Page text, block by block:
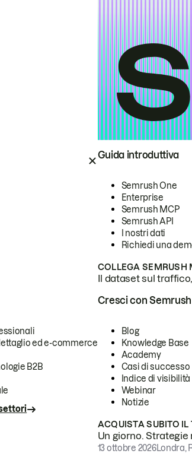
Guida introduttiva
Semrush One
Enterprise
Semrush MCP
Semrush API
I nostri dati
Richiedi una
COLLEGA SEMRUSH
Il dataset sul
ed e-commerce
B2B
Cresci con Semrush
Blog
Knowledge Base
Academy
Casi di successo
Indice di visibilità
Webinar
Notizie
ACQUISTA SUBITO IL
Un giorno.
13 ottobre 2026Londra,